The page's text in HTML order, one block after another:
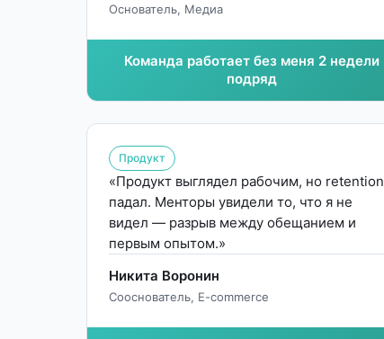
Основатель, Медиа
Команда работает без меня 2 недели
подряд
Продукт
«Продукт выглядел рабочим, но retention
падал. Менторы увидели то, что я не
видел — разрыв между обещанием и
первым опытом.»
Никита Воронин
Сооснователь, E-commerce